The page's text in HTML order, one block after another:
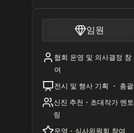
임원
협회 운영 및 의사결정 참
여
전시 및 행사 기획 ・ 총괄
신진 추천・초대작가 멘토
링
운영・심사위원회 참여